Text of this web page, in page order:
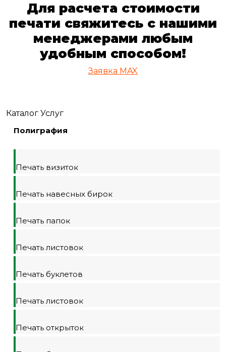
Для расчета стоимости
печати свяжитесь с нашими
менеджерами любым
удобным способом!
Заявкa MAX
Каталог Услуг
Полиграфия
Печать визиток
Печать навесных бирок
Печать папок
Печать листовок
Печать буклетов
Печать листовок
Печать открыток